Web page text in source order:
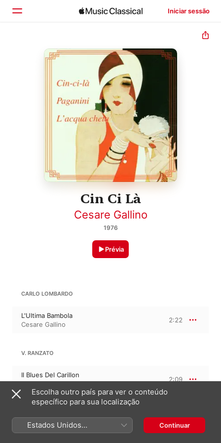
Iniciar sessão
Início
Cin Ci Là
Cesare Gallino
1976
Prévia
CARLO LOMBARDO
L'Ultima Bambola
Cesare Gallino
2:22
V. RANZATO
Il Blues Del Carillon
Cesare Gallino
2:09
La Favola Delle Tortore
Escolha outro país para ver o conteúdo
específico para sua localização
Estados Unidos
(Português Brasil)
Continuar